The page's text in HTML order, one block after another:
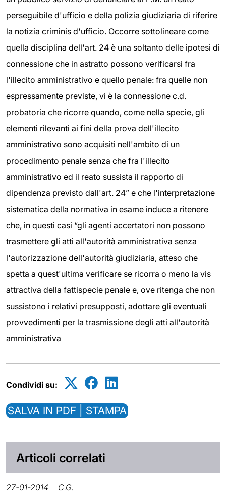
perseguibile d'ufficio e della polizia giudiziaria di riferire
la notizia criminis d'ufficio. Occorre sottolineare come
quella disciplina dell'art. 24 è una soltanto delle ipotesi di
connessione che in astratto possono verificarsi fra
l'illecito amministrativo e quello penale: fra quelle non
espressamente previste, vi è la connessione c.d.
probatoria che ricorre quando, come nella specie, gli
elementi rilevanti ai fini della prova dell'illecito
amministrativo sono acquisiti nell'ambito di un
procedimento penale senza che fra l'illecito
amministrativo ed il reato sussista il rapporto di
dipendenza previsto dall'art. 24” e che l'interpretazione
sistematica della normativa in esame induce a ritenere
che, in questi casi “gli agenti accertatori non possono
trasmettere gli atti all'autorità amministrativa senza
l'autorizzazione dell'autorità giudiziaria, atteso che
spetta a quest'ultima verificare se ricorra o meno la vis
attractiva della fattispecie penale e, ove ritenga che non
sussistono i relativi presupposti, adottare gli eventuali
provvedimenti per la trasmissione degli atti all'autorità
amministrativa
Condividi su:
SALVA IN PDF | STAMPA
Articoli correlati
27-01-2014 C.G.